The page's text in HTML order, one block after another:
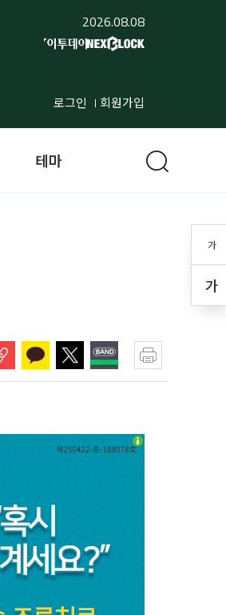
2026.08.08
로그인 회원가입
가
가
테마